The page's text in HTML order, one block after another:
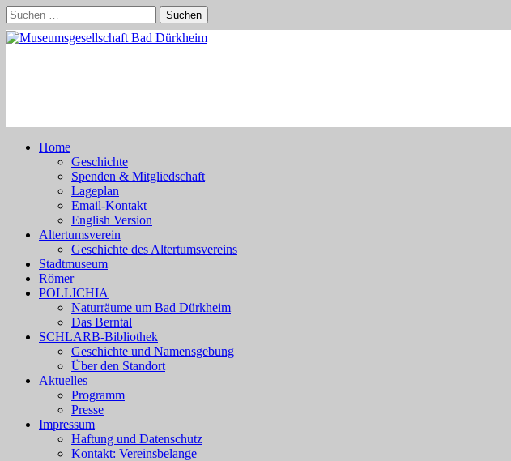
Skip
to
content
Suchen
nach:
Home
Geschichte
Spenden & Mitgliedschaft
Lageplan
Email-Kontakt
English Version
Altertumsverein
Geschichte des Altertumsvereins
Stadtmuseum
Römer
POLLICHIA
Naturräume um Bad Dürkheim
Das Berntal
SCHLARB-Bibliothek
Geschichte und Namensgebung
Über den Standort
Aktuelles
Programm
Presse
Impressum
Haftung und Datenschutz
Kontakt: Vereinsbelange